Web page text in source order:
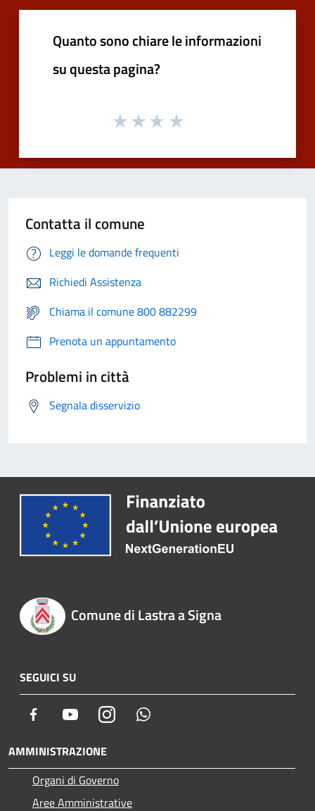
Quanto sono chiare le informazioni
su questa pagina?
Contatta il comune
Leggi le domande frequenti
Richiedi Assistenza
Chiama il comune 800 882299
Prenota un appuntamento
Problemi in città
Segnala disservizio
Comune di Lastra a Signa
SEGUICI SU
Facebook YoutubeInstagram
AMMINISTRAZIONE
Organi di Governo
Aree Amministrative